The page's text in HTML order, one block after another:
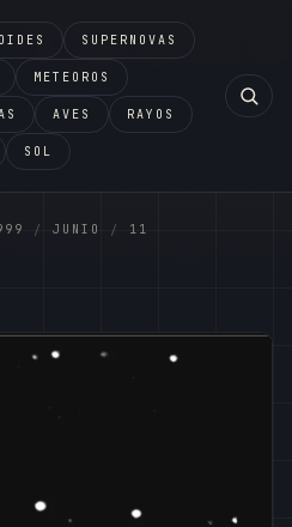
SUPERNOVAS
METEOROS
AVES RAYOS
SOL
/ JUNIO / 11